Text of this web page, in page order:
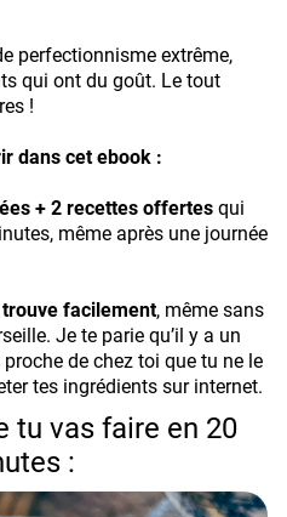
perfectionnisme extrême,
qui ont du goût. Le tout
!
dans cet ebook :
+ 2 recettes offertes qui
même après une journée
facilement, même sans
Je te parie qu’il y a un
de chez toi que tu ne le
tes ingrédients sur internet.
tu vas faire en 20
: